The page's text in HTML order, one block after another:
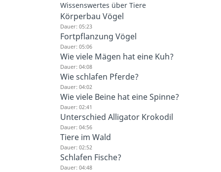
Wissenswertes über Tiere
Körperbau Vögel
Dauer: 05:23
Fortpflanzung Vögel
Dauer: 05:06
Wie viele Mägen hat eine Kuh?
Dauer: 04:08
Wie schlafen Pferde?
Dauer: 04:02
Wie viele Beine hat eine Spinne?
Dauer: 02:41
Unterschied Alligator Krokodil
Dauer: 04:56
Tiere im Wald
Dauer: 02:52
Schlafen Fische?
Dauer: 04:48